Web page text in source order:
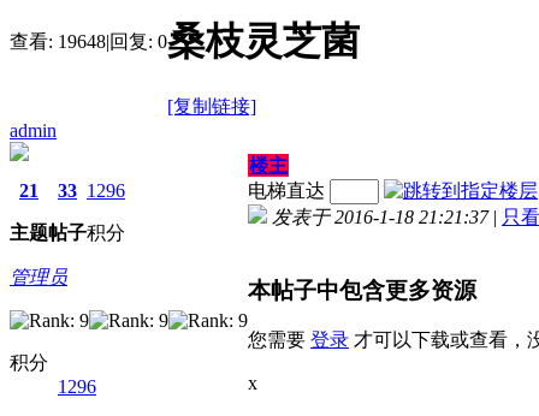
查看: 19648|回复: 0桑枝灵芝菌
[复制链接]
admin
21
主题
33
帖子
1296
积分
管理员
积分
1296
楼主
电梯直达
发表于 2016-1-18 21:21:37 | 只
本帖子中包含更多资源
您需要 登录 才可以下载或查看，
x